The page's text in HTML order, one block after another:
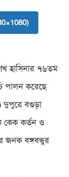
হাসিনার ৭৬তম
পালন করেছে
দুপুরে বগুড়া
কেক কর্তন ও
জনক বঙ্গবন্ধুর